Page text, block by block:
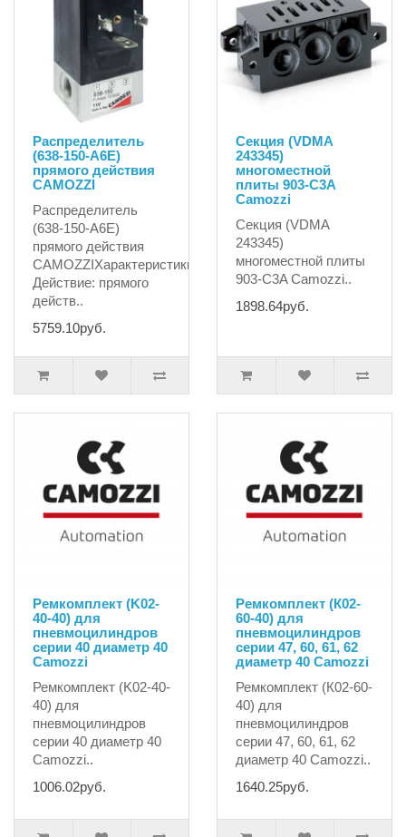
Распределитель
(638-150-A6E)
прямого действия
CAMOZZI
Распределитель
(638-150-A6E)
прямого действия
CAMOZZIХарактеристики: -
Действие: прямого
действ..
5759.10руб.
Секция (VDMA
243345)
многоместной
плиты 903-C3A
Camozzi
Секция (VDMA
243345)
многоместной плиты
903-C3A Camozzi..
1898.64руб.
Ремкомплект (K02-
40-40) для
пневмоцилиндров
серии 40 диаметр 40
Camozzi
Ремкомплект (K02-40-
40) для
пневмоцилиндров
серии 40 диаметр 40
Camozzi..
1006.02руб.
Ремкомплект (К02-
60-40) для
пневмоцилиндров
серии 47, 60, 61, 62
диаметр 40 Camozzi
Ремкомплект (К02-60-
40) для
пневмоцилиндров
серии 47, 60, 61, 62
диаметр 40 Camozzi..
1640.25руб.